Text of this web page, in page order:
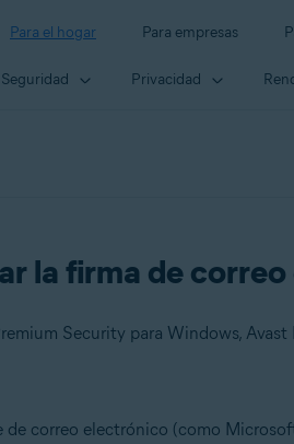
Para el hogar Para empresas
Seguridad Privacidad
la firma de
Security para Windows,
correo electrónico (como